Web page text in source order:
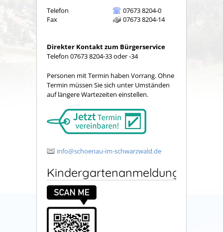
Telefon
07673 8204-0
Fax
07673 8204-14
Direkter Kontakt zum Bürgerservice
Telefon 07673 8204-33 oder -34
Personen mit Termin haben Vorrang. Ohne
Termin müssen Sie sich unter Umständen
auf längere Wartezeiten einstellen.
info@schoenau-im-schwarzwald.de
Kindergartenanmeldung